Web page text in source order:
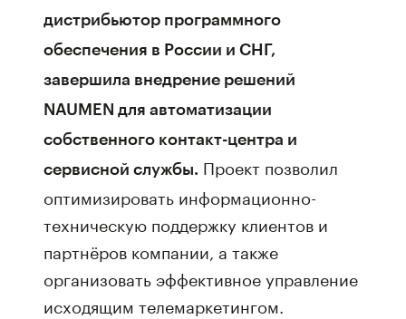
дистрибьютор программного
обеспечения в России и СНГ,
завершила внедрение решений
NAUMEN для автоматизации
собственного контакт-центра и
сервисной службы. Проект позволил
оптимизировать информационно-
техническую поддержку клиентов и
партнёров компании, а также
организовать эффективное управление
исходящим телемаркетингом.